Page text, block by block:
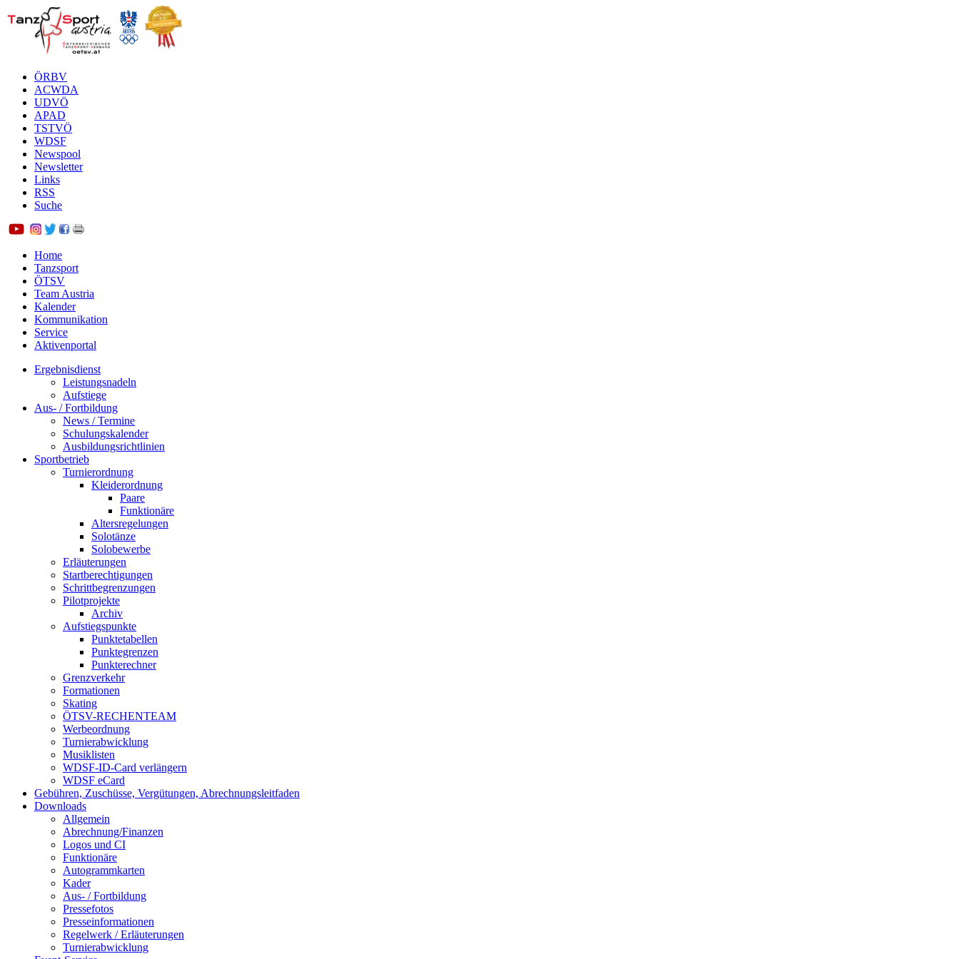
ÖRBV
ACWDA
UDVÖ
APAD
TSTVÖ
WDSF
Newspool
Newsletter
Links
RSS
Suche
Home
Tanzsport
ÖTSV
Team Austria
Kalender
Kommunikation
Service
Aktivenportal
Ergebnisdienst
Leistungsnadeln
Aufstiege
Aus- / Fortbildung
News / Termine
Schulungskalender
Ausbildungsrichtlinien
Sportbetrieb
Turnierordnung
Kleiderordnung
Paare
Funktionäre
Altersregelungen
Solotänze
Solobewerbe
Erläuterungen
Startberechtigungen
Schrittbegrenzungen
Pilotprojekte
Archiv
Aufstiegspunkte
Punktetabellen
Punktegrenzen
Punkterechner
Grenzverkehr
Formationen
Skating
ÖTSV-RECHENTEAM
Werbeordnung
Turnierabwicklung
Musiklisten
WDSF-ID-Card verlängern
WDSF eCard
Gebühren, Zuschüsse, Vergütungen, Abrechnungsleitfaden
Downloads
Allgemein
Abrechnung/Finanzen
Logos und CI
Funktionäre
Autogrammkarten
Kader
Aus- / Fortbildung
Pressefotos
Presseinformationen
Regelwerk / Erläuterungen
Turnierabwicklung